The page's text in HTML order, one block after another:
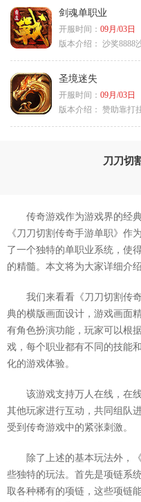
剑魂单职业
开服时间： 09月/03日
版本介绍： 沙奖8888
圣境迷失
开服时间： 09月/03日
版本介绍： 赞助靠打
刀刀切
传奇游戏作为游戏界的经
《刀刀切割传奇手游单职》作
了一个独特的单职业系统，使
的精髓。本文将为大家详细介
我们来看看《刀刀切割传
典的横版画面设计，游戏画面
有角色扮演功能，玩家可以根
戏，每个职业都有不同的技能
化的游戏体验。
该游戏支持万人在线，在
其他玩家进行互动，共同组队
受到传奇游戏中的紧张刺激。
除了上述的基本玩法外，
些独特的玩法。首先是项链系
取各种稀有的项链，这些项链